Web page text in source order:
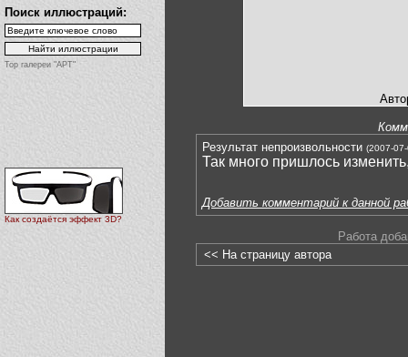
Поиск иллюстраций:
Top галереи "АРТ"
Как создаётся эффект 3D?
Результат непроизвольности (2007-
Так много пришлось
Добавить комментарий к данной
Работа
<< На страницу автора